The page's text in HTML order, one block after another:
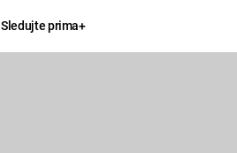
Sledujte prima+